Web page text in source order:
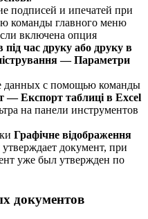
подписей и ипечатей при
команды главного меню
включена опция
під час друку або друку в
— Параметри
данных с помощью команды
Експорт таблиці в Excel
на панели инструментов
Графічне відображення
документ, при
уже был утвержден по
документов